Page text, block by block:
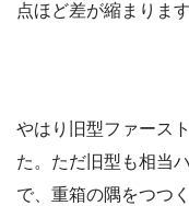
点ほど差が縮まります
やはり旧型ファース
た。ただ旧型も相当
で、重箱の隅をつつ